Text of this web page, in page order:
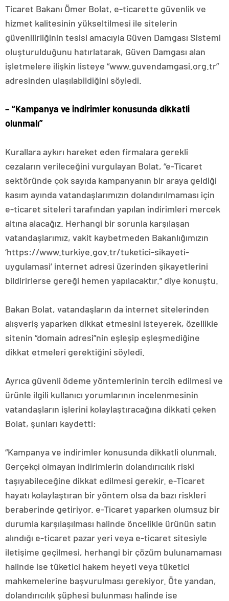
Ticaret Bakanı Ömer Bolat, e-ticarette güvenlik ve
hizmet kalitesinin yükseltilmesi ile sitelerin
güvenilirliğinin tesisi amacıyla Güven Damgası Sistemi
oluşturulduğunu hatırlatarak, Güven Damgası alan
işletmelere ilişkin listeye “www.guvendamgasi.org.tr”
adresinden ulaşılabildiğini söyledi.
– “Kampanya ve indirimler konusunda dikkatli
olunmalı”
Kurallara aykırı hareket eden firmalara gerekli
cezaların verileceğini vurgulayan Bolat, “e-Ticaret
sektöründe çok sayıda kampanyanın bir araya geldiği
kasım ayında vatandaşlarımızın dolandırılmaması için
e-ticaret siteleri tarafından yapılan indirimleri mercek
altına alacağız. Herhangi bir sorunla karşılaşan
vatandaşlarımız, vakit kaybetmeden Bakanlığımızın
‘https://www.turkiye.gov.tr/tuketici-sikayeti-
uygulamasi’ internet adresi üzerinden şikayetlerini
bildirirlerse gereği hemen yapılacaktır.” diye konuştu.
Bakan Bolat, vatandaşların da internet sitelerinden
alışveriş yaparken dikkat etmesini isteyerek, özellikle
sitenin “domain adresi”nin eşleşip eşleşmediğine
dikkat etmeleri gerektiğini söyledi.
Ayrıca güvenli ödeme yöntemlerinin tercih edilmesi ve
ürünle ilgili kullanıcı yorumlarının incelenmesinin
vatandaşların işlerini kolaylaştıracağına dikkati çeken
Bolat, şunları kaydetti:
“Kampanya ve indirimler konusunda dikkatli olunmalı.
Gerçekçi olmayan indirimlerin dolandırıcılık riski
taşıyabileceğine dikkat edilmesi gerekir. e-Ticaret
hayatı kolaylaştıran bir yöntem olsa da bazı riskleri
beraberinde getiriyor. e-Ticaret yaparken olumsuz bir
durumla karşılaşılması halinde öncelikle ürünün satın
alındığı e-ticaret pazar yeri veya e-ticaret sitesiyle
iletişime geçilmesi, herhangi bir çözüm bulunamaması
halinde ise tüketici hakem heyeti veya tüketici
mahkemelerine başvurulması gerekiyor. Öte yandan,
dolandırıcılık şüphesi bulunması halinde ise